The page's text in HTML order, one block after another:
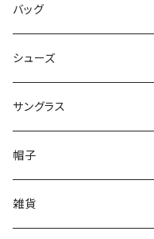
バッグ
シューズ
サングラス
帽子
雑貨